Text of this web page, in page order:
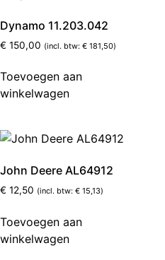
Dynamo 11.203.042
€ 150,00 (incl. btw: € 181,50)
Toevoegen aan
winkelwagen
John Deere AL64912
€ 12,50 (incl. btw: € 15,13)
Toevoegen aan
winkelwagen